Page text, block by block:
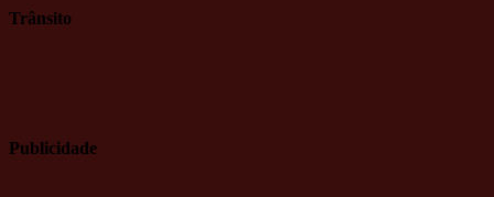
Trânsito
Publicidade